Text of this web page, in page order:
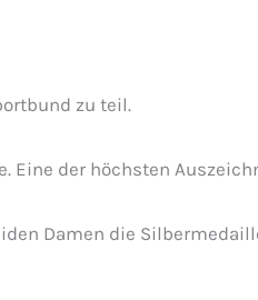
zu teil.
Eine der höchsten
Damen die